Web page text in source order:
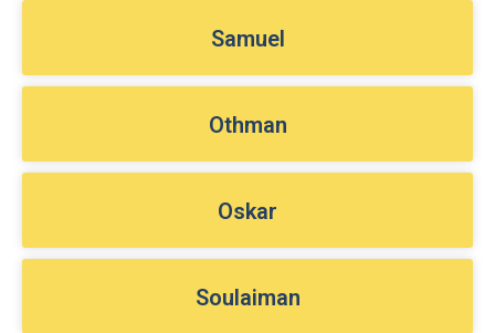
Samuel
Othman
Oskar
Soulaiman